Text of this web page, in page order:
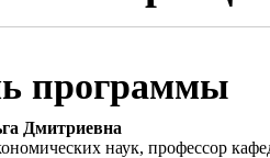
программы
Дмитриевна
наук, профессор